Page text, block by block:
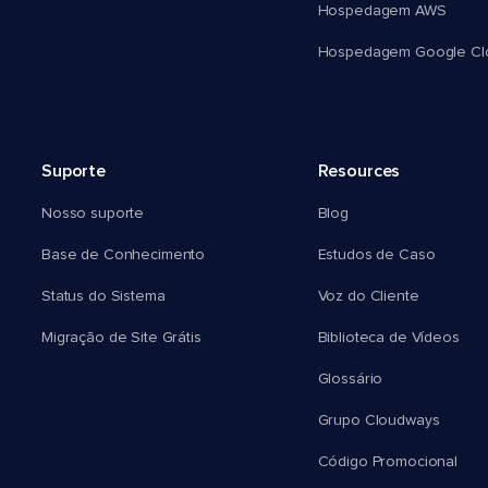
Hospedagem AWS
Hospedagem Google
Suporte
Nosso suporte
Base de Conhecimento
Status do Sistema
Migração de Site Grátis
Resources
Blog
Estudos de Caso
Voz do Cliente
Biblioteca de Vídeos
Glossário
Grupo Cloudways
Código Promocional